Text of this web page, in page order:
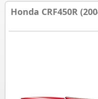
Honda CRF450R